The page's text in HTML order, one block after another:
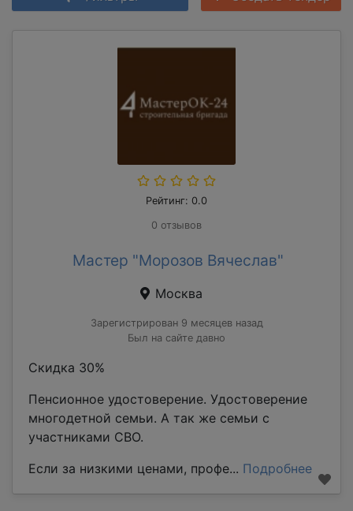
Рейтинг: 0.0
0 отзывов
Мастер "Морозов Вячеслав"
Москва
Зарегистрирован 9 месяцев назад
Был на сайте давно
Скидка 30%
Пенсионное удостоверение. Удостоверение
многодетной семьи. А так же семьи с
участниками СВО.
Если за низкими ценами, профе... Подробнее